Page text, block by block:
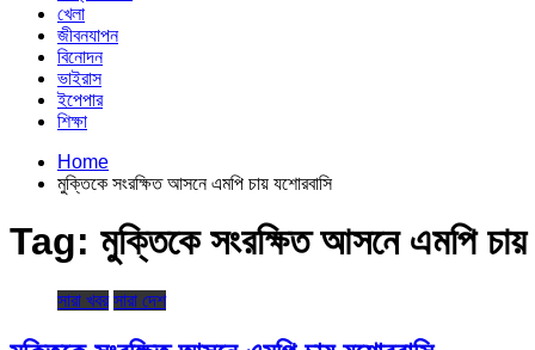
খেলা
জীবনযাপন
বিনোদন
ভাইরাস
ইপেপার
শিক্ষা
Home
মুক্তিকে সংরক্ষিত আসনে এমপি চায় যশোরবাসি
Tag: মুক্তিকে সংরক্ষিত আসনে এমপি চায়
সারা খবর সারা দেশ